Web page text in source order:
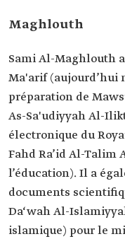
Maghlouth
Sami Al-Maghlouth
Ma'arif (aujourd’hui
préparation de
As-Sa'udiyyah Al-
électronique du
Fahd Ra’id Al-Talim
l’éducation). Il a
documents
Da‘wah Al-
islamique) pour le